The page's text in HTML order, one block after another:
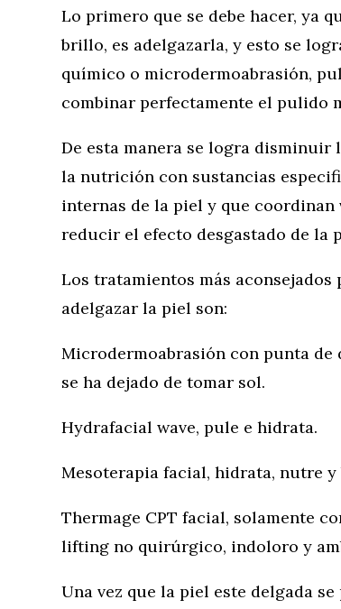
Lo primero que se debe hacer, ya
brillo, es adelgazarla, y esto se
químico o microdermoabrasión,
combinar perfectamente el pulido
De esta manera se logra
la nutrición con sustancias
internas de la piel y que
reducir el efecto desgastado de la
Los tratamientos más aconsejados
adelgazar la piel son:
Microdermoabrasión con punta de
se ha dejado de tomar sol.
Hydrafacial wave, pule e hidrata.
Mesoterapia facial, hidrata, nutre
Thermage CPT facial, solamente
lifting no quirúrgico, indoloro y
Una vez que la piel este delgada